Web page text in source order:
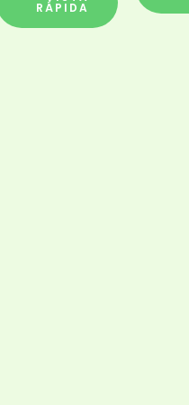
RÁPIDA